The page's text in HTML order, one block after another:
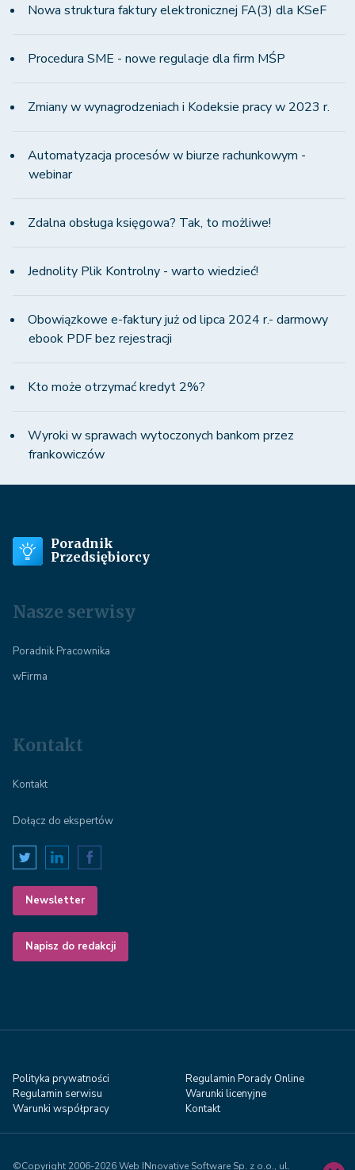
Nowa struktura faktury elektronicznej FA(3) dla KSeF
Procedura SME - nowe regulacje dla firm MŚP
Zmiany w wynagrodzeniach i Kodeksie pracy w 2023 r.
Automatyzacja procesów w biurze rachunkowym -
webinar
Zdalna obsługa księgowa? Tak, to możliwe!
Jednolity Plik Kontrolny - warto wiedzieć!
Obowiązkowe e-faktury już od lipca 2024 r.- darmowy
ebook PDF bez rejestracji
Kto może otrzymać kredyt 2%?
Wyroki w sprawach wytoczonych bankom przez
frankowiczów
Poradnik
Przedsiębiorcy
Nasze serwisy
Poradnik Pracownika
wFirma
Kontakt
Kontakt
Dołącz do ekspertów
Newsletter
Napisz do redakcji
Polityka prywatności
Regulamin Porady Online
Regulamin serwisu
Warunki licenyjne
Warunki współpracy
Kontakt
©Copyright 2006-2026 Web INnovative Software Sp. z o.o., ul.